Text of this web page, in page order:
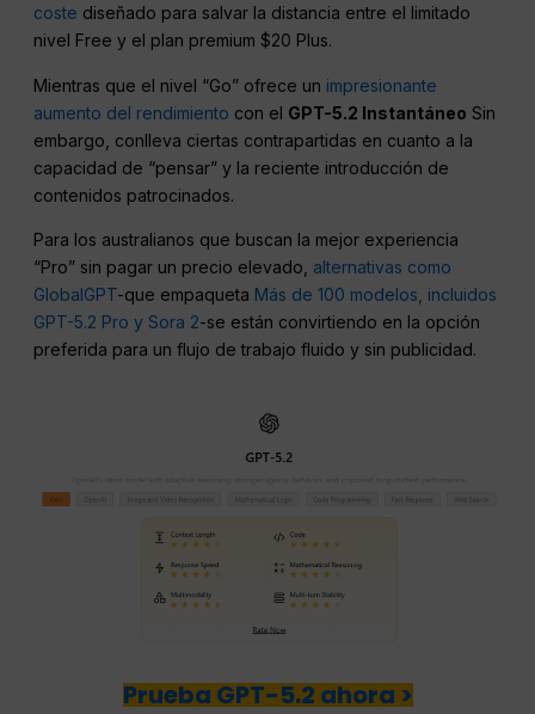
coste diseñado para salvar la distancia entre el limitado
nivel Free y el plan premium $20 Plus.
Mientras que el nivel “Go” ofrece un impresionante
aumento del rendimiento con el GPT-5.2 Instantáneo Sin
embargo, conlleva ciertas contrapartidas en cuanto a la
capacidad de “pensar” y la reciente introducción de
contenidos patrocinados.
Para los australianos que buscan la mejor experiencia
“Pro” sin pagar un precio elevado, alternativas como
GlobalGPT-que empaqueta Más de 100 modelos, incluidos
GPT-5.2 Pro y Sora 2-se están convirtiendo en la opción
preferida para un flujo de trabajo fluido y sin publicidad.
Prueba GPT-5.2 ahora >